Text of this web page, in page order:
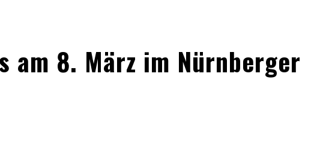
am 8. März im Nürnberger